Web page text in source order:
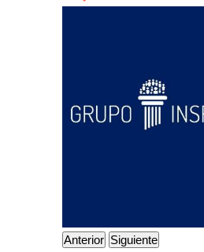
Anterior Siguiente